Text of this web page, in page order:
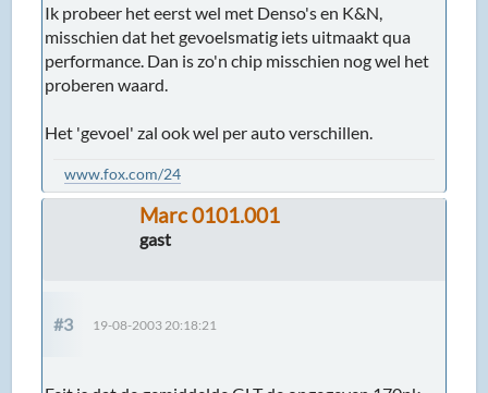
Ik probeer het eerst wel met Denso's en K&N,
misschien dat het gevoelsmatig iets uitmaakt qua
performance. Dan is zo'n chip misschien nog wel het
proberen waard.
Het 'gevoel' zal ook wel per auto verschillen.
www.fox.com/24
Marc 0101.001
gast
#3 19-08-2003 20:18:21